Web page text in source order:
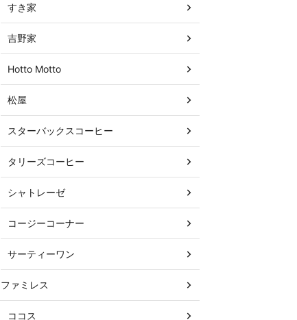
すき家
吉野家
Hotto Motto
松屋
スターバックスコーヒー
タリーズコーヒー
シャトレーゼ
コージーコーナー
サーティーワン
ファミレス
ココス